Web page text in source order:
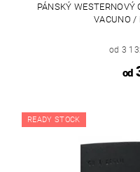
PÁNSKÝ WESTERNOVÝ
VACUNO /
od 3
od
READY STOCK